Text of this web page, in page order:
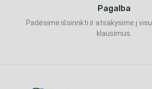
Pagalba
Padėsime išsirinkti ir atsakysime į
klausimus.